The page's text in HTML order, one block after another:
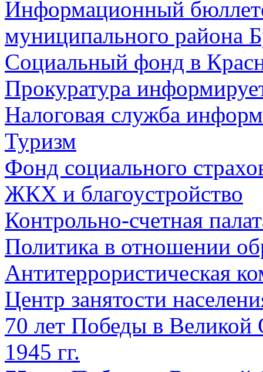
Информационный
муниципального района
Социальный фонд в
Прокуратура
Налоговая служба
Туризм
Фонд социального
ЖКХ и благоустройство
Контрольно-счетная
Политика в отношении
Антитеррористическая
Центр занятости
70 лет Победы в Великой
1945 гг.